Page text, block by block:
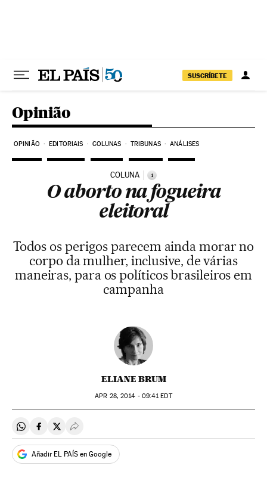
SUSCRÍBETE
Opinião
OPINIÃO EDITORIAIS COLUNAS TRIBUNAS ANÁLISES
COLUNA i
O aborto na fogueira
eleitoral
Todos os perigos parecem ainda morar no
corpo da mulher, inclusive, de várias
maneiras, para os políticos brasileiros em
campanha
ELIANE BRUM
APR 28, 2014 - 09:41EDT
Compartir en Whatsapp
Compartir en Facebook
Compartir en Twitter
Desplegar Redes Sociales
Añadir EL PAÍS en Google